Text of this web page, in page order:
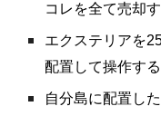
コレを全て売却
エクステリアを
配置して操作す
自分島に配置し